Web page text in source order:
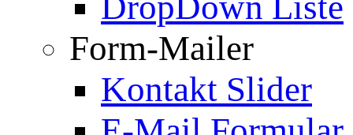
Form-Mailer
Kontakt Slider